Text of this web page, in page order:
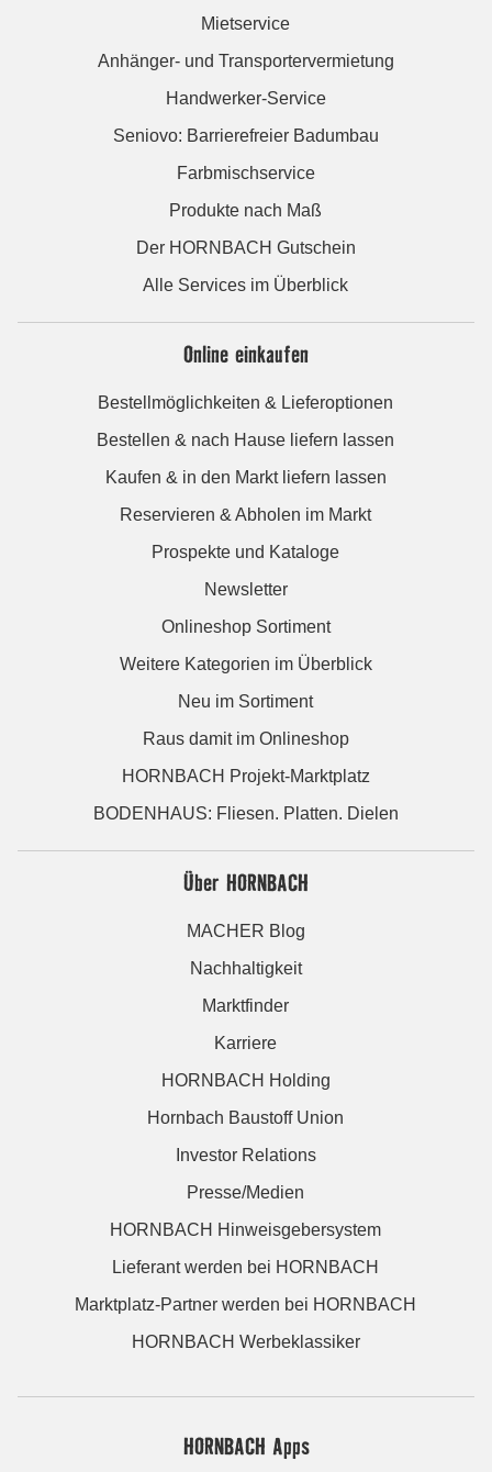
Mietservice
Anhänger- und Transportervermietung
Handwerker-Service
Seniovo: Barrierefreier Badumbau
Farbmischservice
Produkte nach Maß
Der HORNBACH Gutschein
Alle Services im Überblick
Online einkaufen
Bestellmöglichkeiten & Lieferoptionen
Bestellen & nach Hause liefern lassen
Kaufen & in den Markt liefern lassen
Reservieren & Abholen im Markt
Prospekte und Kataloge
Newsletter
Onlineshop Sortiment
Weitere Kategorien im Überblick
Neu im Sortiment
Raus damit im Onlineshop
HORNBACH Projekt-Marktplatz
BODENHAUS: Fliesen. Platten. Dielen
Über HORNBACH
MACHER Blog
Nachhaltigkeit
Marktfinder
Karriere
HORNBACH Holding
Hornbach Baustoff Union
Investor Relations
Presse/Medien
HORNBACH Hinweisgebersystem
Lieferant werden bei HORNBACH
Marktplatz-Partner werden bei HORNBACH
HORNBACH Werbeklassiker
HORNBACH Apps